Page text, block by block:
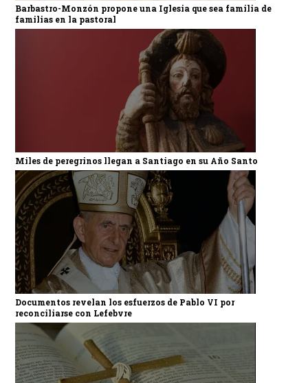
Barbastro-Monzón propone una Iglesia que sea familia de
familias en la pastoral
Miles de peregrinos llegan a Santiago en su Año Santo
Documentos revelan los esfuerzos de Pablo VI por
reconciliarse con Lefebvre